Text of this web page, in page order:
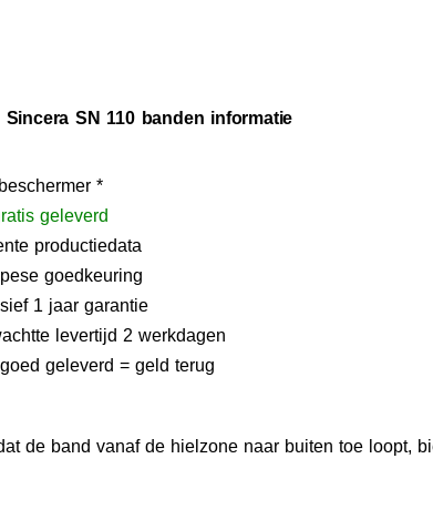
Sincera SN 110 banden informatie
*
geleverd
productiedata
goedkeuring
1 jaar garantie
levertijd 2 werkdagen
geleverd = geld terug
de band vanaf de hielzone naar buiten toe loopt,